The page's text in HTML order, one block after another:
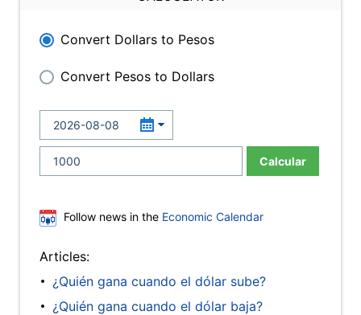
Convert Dollars to Pesos
Convert Pesos to Dollars
Calcular
Follow news in the Economic Calendar
Articles:
¿Quién gana cuando el dólar sube?
¿Quién gana cuando el dólar baja?